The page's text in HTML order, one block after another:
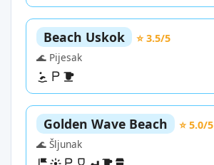
Beach Uskok
⭐ 3.5/5
🌊 Pijesak
Golden Wave Beach
⭐ 5.0/5
🌊 Šljunak